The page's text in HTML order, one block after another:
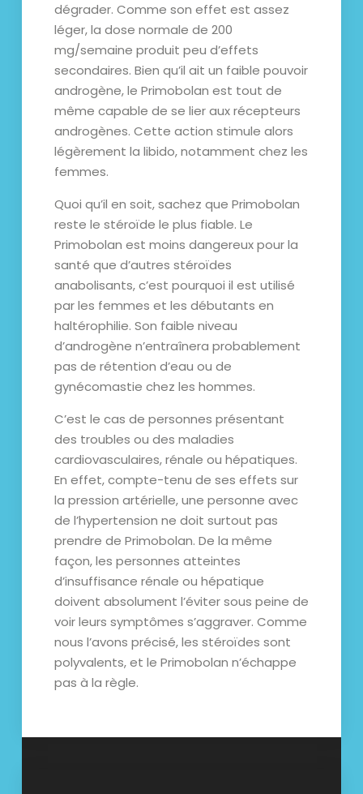
dégrader. Comme son effet est assez
léger, la dose normale de 200
mg/semaine produit peu d’effets
secondaires. Bien qu’il ait un faible pouvoir
androgène, le Primobolan est tout de
même capable de se lier aux récepteurs
androgènes. Cette action stimule alors
légèrement la libido, notamment chez les
femmes.
Quoi qu’il en soit, sachez que Primobolan
reste le stéroïde le plus fiable. Le
Primobolan est moins dangereux pour la
santé que d’autres stéroïdes
anabolisants, c’est pourquoi il est utilisé
par les femmes et les débutants en
haltérophilie. Son faible niveau
d’androgène n’entraînera probablement
pas de rétention d’eau ou de
gynécomastie chez les hommes.
C’est le cas de personnes présentant
des troubles ou des maladies
cardiovasculaires, rénale ou hépatiques.
En effet, compte-tenu de ses effets sur
la pression artérielle, une personne avec
de l’hypertension ne doit surtout pas
prendre de Primobolan. De la même
façon, les personnes atteintes
d’insuffisance rénale ou hépatique
doivent absolument l’éviter sous peine de
voir leurs symptômes s’aggraver. Comme
nous l’avons précisé, les stéroïdes sont
polyvalents, et le Primobolan n’échappe
pas à la règle.